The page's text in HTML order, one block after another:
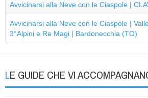
Avvicinarsi alla Neve con le Ciaspole |
Avvicinarsi alla Neve con le Ciaspole |
3°Alpini e Re Magi | Bardonecchia (TO)
LE GUIDE CHE VI